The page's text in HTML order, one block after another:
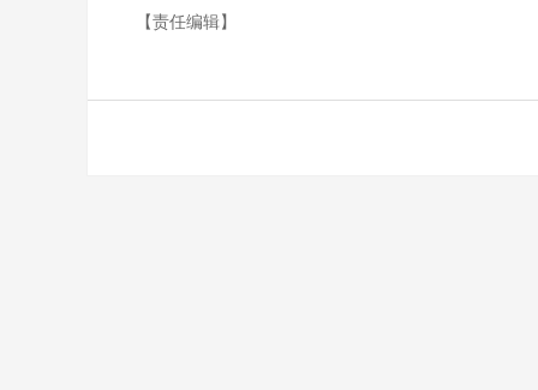
【责任编辑】